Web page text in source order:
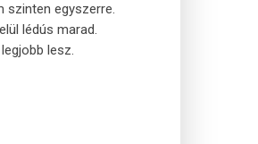
szinten egyszerre.
lédús marad.
lesz.